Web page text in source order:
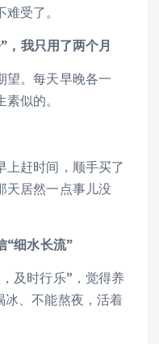
受了。
”，我只用了两个月
望。每天早晚各一
似的。
上赶时间，顺手买了
天居然一点事儿没
“细水长流”
及时行乐”，觉得养
、不能熬夜，活着